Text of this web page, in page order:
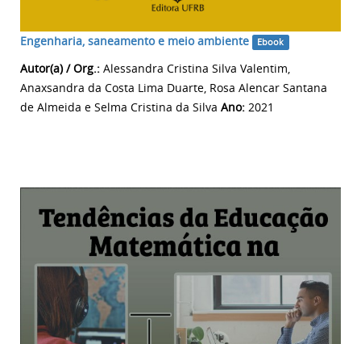
Engenharia, saneamento e meio ambiente Ebook
Autor(a) / Org.: Alessandra Cristina Silva Valentim,
Anaxsandra da Costa Lima Duarte, Rosa Alencar Santana
de Almeida e Selma Cristina da Silva Ano: 2021